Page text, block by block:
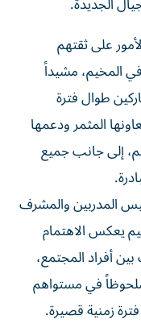
على ثقتهم
المخيم، مشيداً
طوال فترة
المثمر ودعمها
إلى جانب جميع
المدربين والمشرف
يعكس الاهتمام
أفراد المجتمع،
في مستواهم
زمنية قصيرة.